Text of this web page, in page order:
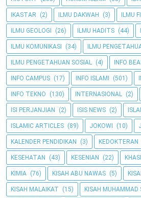
IKASTAR (2) ILMU DAKWAH (3) ILMU
ILMU GEOLOGI (26) ILMU HADITS (44)
ILMU KOMUNIKASI (34) ILMU
ILMU PENGETAHUAN SOSIAL (4) INFO
INFO CAMPUS (17) INFO ISLAMI (501)
INFO TEKNO (130) INTERNASIONAL (2)
ISI PERJANJIAN (2) ISIS NEWS (2)
ISLAMIC ARTICLES (89) JOKOWI (10)
KALENDER PENDIDIKAN (3) KEDOKTERAN
KESEHATAN (43) KESENIAN (22)
KIMIA (76) KISAH ABU NAWAS (5)
KISAH MALAIKAT (15) KISAH MUHAMMAD